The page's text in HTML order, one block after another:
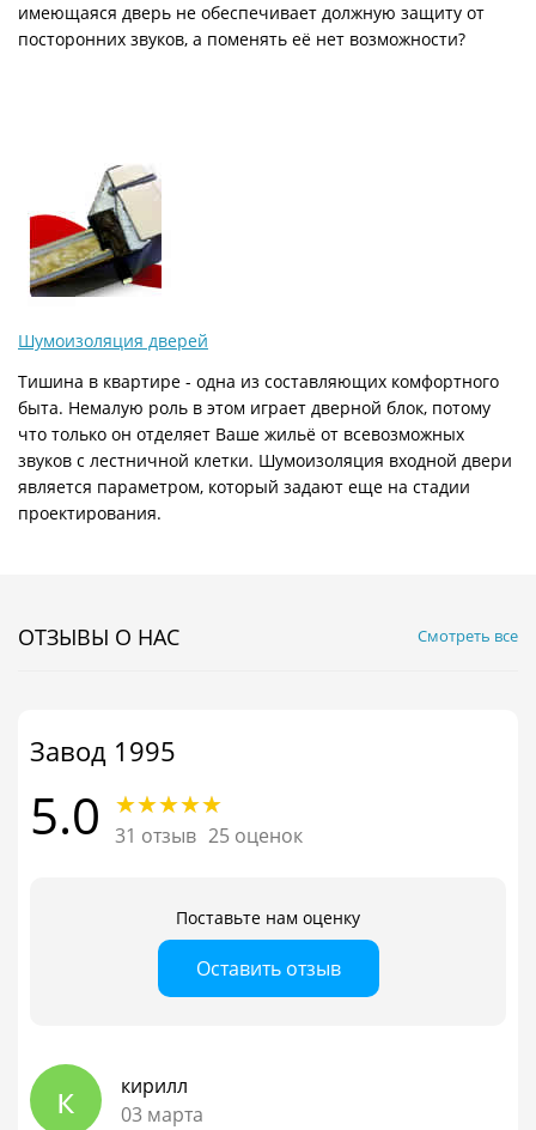
имеющаяся дверь не обеспечивает должную защиту от
посторонних звуков, а поменять её нет возможности?
Шумоизоляция дверей
Тишина в квартире - одна из составляющих комфортного
быта. Немалую роль в этом играет дверной блок, потому
что только он отделяет Ваше жильё от всевозможных
звуков с лестничной клетки. Шумоизоляция входной двери
является параметром, который задают еще на стадии
проектирования.
ОТЗЫВЫ О НАС Смотреть все
Завод 1995
5.0 31 отзыв 25 оценок
Поставьте нам оценку
Оставить отзыв
к
кирилл
03 марта